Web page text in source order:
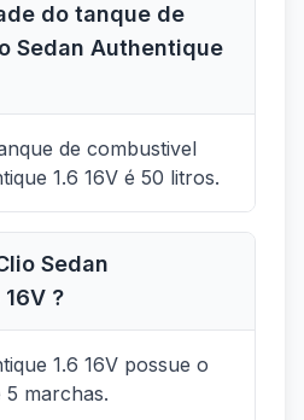
do tanque de
Sedan Authentique
de combustivel
1.6 16V é 50 litros.
Sedan
?
1.6 16V possue o
marchas.